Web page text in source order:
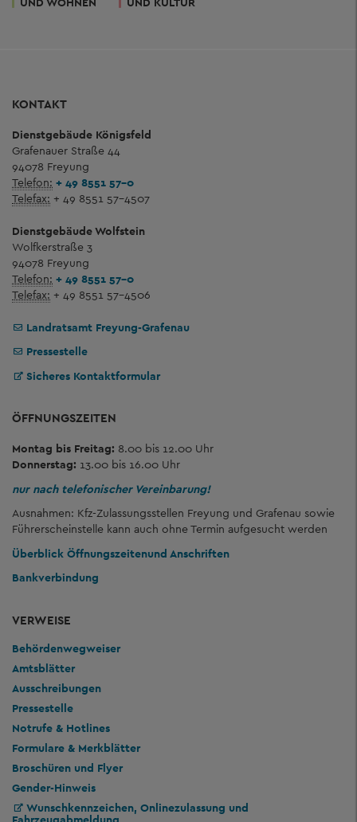
KONTAKT
Dienstgebäude Königsfeld
Grafenauer Straße 44
94078 Freyung
Telefon: + 49 8551 57-0
Telefax: + 49 8551 57-4507
Dienstgebäude Wolfstein
Wolfkerstraße 3
94078 Freyung
Telefon: + 49 8551 57-0
Telefax: + 49 8551 57-4506
Landratsamt Freyung-Grafenau
Pressestelle
Sicheres Kontaktformular
ÖFFNUNGSZEITEN
Montag bis Freitag: 8.00 bis 12.00 Uhr
Donnerstag: 13.00 bis 16.00 Uhr
nur nach telefonischer Vereinbarung!
Ausnahmen: Kfz-Zulassungsstellen Freyung und Grafenau sowie
Führerscheinstelle kann auch ohne Termin aufgesucht werden
Überblick Öffnungszeitenund Anschriften
Bankverbindung
VERWEISE
Behördenwegweiser
Amtsblätter
Ausschreibungen
Pressestelle
Notrufe & Hotlines
Formulare & Merkblätter
Broschüren und Flyer
Gender-Hinweis
Wunschkennzeichen, Onlinezulassung und